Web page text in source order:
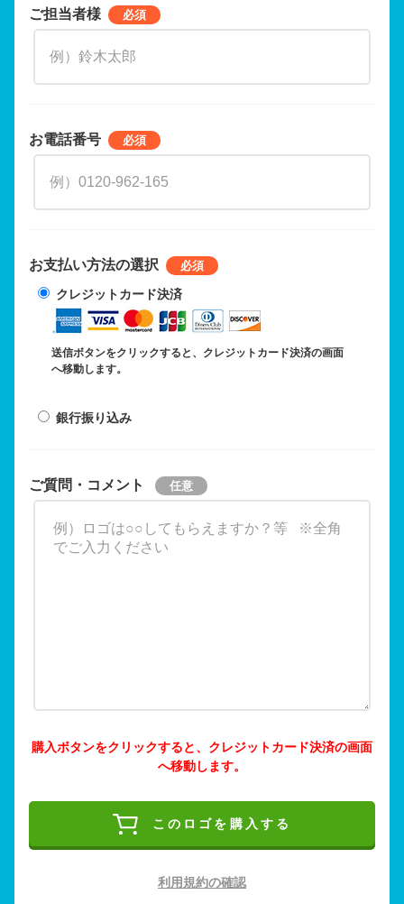
ご担当者様
お電話番号
お支払い方法の選択
クレジットカード決済
送信ボタンをクリックすると、クレジットカード決済の画面
へ移動します。
銀行振り込み
ご質問・コメント
購入ボタンをクリックすると、クレジットカード決済の画面
へ移動します。
このロゴを購入する
利用規約の確認